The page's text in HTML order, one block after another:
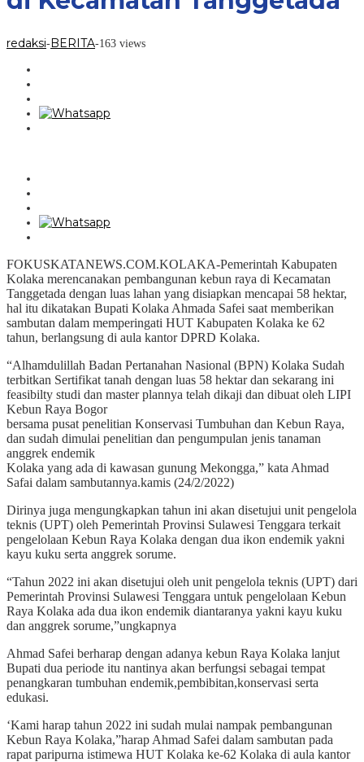
redaksi-BERITA-163 views
FOKUSKATANEWS.COM.KOLAKA-Pemerintah Kabupaten
Kolaka merencanakan pembangunan kebun raya di Kecamatan
Tanggetada dengan luas lahan yang disiapkan mencapai 58 hektar,
hal itu dikatakan Bupati Kolaka Ahmada Safei saat memberikan
sambutan dalam memperingati HUT Kabupaten Kolaka ke 62
tahun, berlangsung di aula kantor DPRD Kolaka.
“Alhamdulillah Badan Pertanahan Nasional (BPN) Kolaka Sudah
terbitkan Sertifikat tanah dengan luas 58 hektar dan sekarang ini
feasibilty studi dan master plannya telah dikaji dan dibuat oleh LIPI
Kebun Raya Bogor
bersama pusat penelitian Konservasi Tumbuhan dan Kebun Raya,
dan sudah dimulai penelitian dan pengumpulan jenis tanaman
anggrek endemik
Kolaka yang ada di kawasan gunung Mekongga,” kata Ahmad
Safai dalam sambutannya.kamis (24/2/2022)
Dirinya juga mengungkapkan tahun ini akan disetujui unit pengelola
teknis (UPT) oleh Pemerintah Provinsi Sulawesi Tenggara terkait
pengelolaan Kebun Raya Kolaka dengan dua ikon endemik yakni
kayu kuku serta anggrek sorume.
“Tahun 2022 ini akan disetujui oleh unit pengelola teknis (UPT) dari
Pemerintah Provinsi Sulawesi Tenggara untuk pengelolaan Kebun
Raya Kolaka ada dua ikon endemik diantaranya yakni kayu kuku
dan anggrek sorume,”ungkapnya
Ahmad Safei berharap dengan adanya kebun Raya Kolaka lanjut
Bupati dua periode itu nantinya akan berfungsi sebagai tempat
penangkaran tumbuhan endemik,pembibitan,konservasi serta
edukasi.
‘Kami harap tahun 2022 ini sudah mulai nampak pembangunan
Kebun Raya Kolaka,”harap Ahmad Safei dalam sambutan pada
rapat paripurna istimewa HUT Kolaka ke-62 Kolaka di aula kantor